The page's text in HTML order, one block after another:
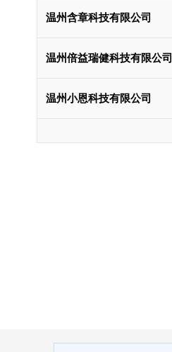
温州含章科技有限公司
温州倍益瑞健科技有限公司
温州小恩科技有限公司